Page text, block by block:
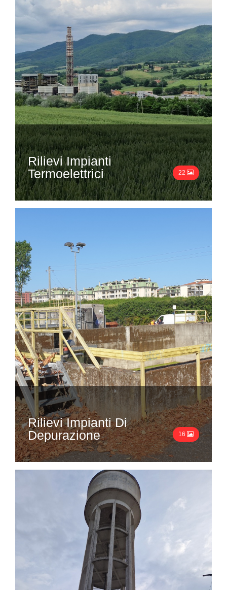
Rilievi Impianti
Termoelettrici
22
Rilievi Impianti Di
Depurazione
16